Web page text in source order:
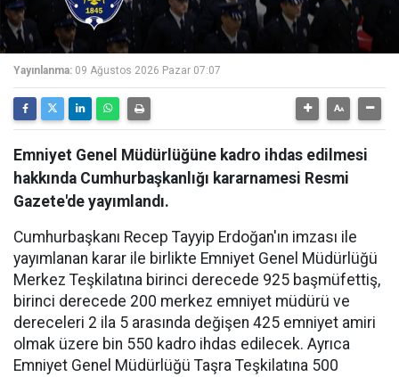
Yayınlanma: 09 Ağustos 2026 Pazar 07:07
Emniyet Genel Müdürlüğüne kadro ihdas edilmesi
hakkında Cumhurbaşkanlığı kararnamesi Resmi
Gazete'de yayımlandı.
Cumhurbaşkanı Recep Tayyip Erdoğan'ın imzası ile
yayımlanan karar ile birlikte Emniyet Genel Müdürlüğü
Merkez Teşkilatına birinci derecede 925 başmüfettiş,
birinci derecede 200 merkez emniyet müdürü ve
dereceleri 2 ila 5 arasında değişen 425 emniyet amiri
olmak üzere bin 550 kadro ihdas edilecek. Ayrıca
Emniyet Genel Müdürlüğü Taşra Teşkilatına 500